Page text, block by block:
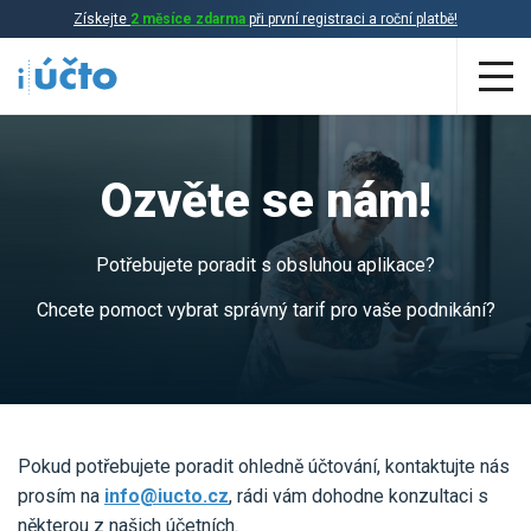
Získejte 2 měsíce zdarma při první registraci a roční platbě!
Účetnictví
Daňová evidence
Fakturace
Online účetnictví
Online daňová evidence
Online fakturace
Ceník
Účetní služby
Ozvěte se nám!
Potřebujete poradit s obsluhou aplikace?
Chcete pomoct vybrat správný tarif pro vaše podnikání?
Pokud potřebujete poradit ohledně účtování, kontaktujte nás
prosím na info@iucto.cz, rádi vám dohodne konzultaci s
některou z našich účetních.